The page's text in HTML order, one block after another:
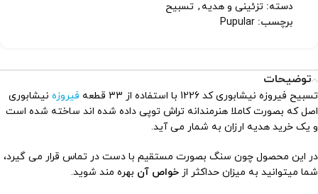
دسته: تزئینی و هدیه , تسبیح
برچسب: Pupular
توضیحات
تسبیح فیروزه نیشابوری کد 1226 با استفاده از 33 قطعه فیروزه نیشابوری
اصل که بصورت کاملا هنرمندانه تراش توپی داده شده اند ساخته شده است
و یک خرید هدیه ارزان به شمار می آید.
در این محصول چون سنگ بصورت مستقیم با دست در تماس قرار می گیرد،
شما میتوانید به میزان حداکثر از خواص آن بهره مند شوید.